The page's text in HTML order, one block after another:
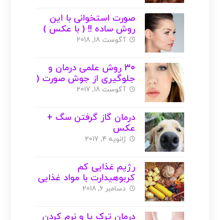
صورت استخوانی با این
روش ساده !! ( با عکس )
آگوست 18, 2018
30 روش علمی درمان و
جلوگیری از جوش صورت (
با عکس )
آگوست 18, 2017
درمان گاز گرفتن سگ +
عکس
ژانویه 4, 2017
رژیم غذایی کم
کربوهیدارت با مواد غذایی
ساده !! ( با عکس )
دسامبر 6, 2018
درمان ترک پا و نرم کردن